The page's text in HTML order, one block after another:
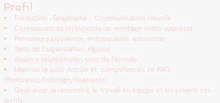
Profil
For­ma­tion : Graphisme / Com­mu­ni­ca­tion visuelle
Con­nais­sances en logi­ciels de mon­tage vidéo appré­cié
Per­son­ne poly­va­lente, ent­hou­si­aste, autonome
Sens de l’organisation, rigueur
Aisance rela­tion­nelle, sens de l’écoute
Maîtrise la suite Adobe et com­pé­tences en PAO
(Photoshop/Indesign/Illustrator)
Goût pour la ren­con­tre, le tra­vail en équipe et les pro­jets col­
lec­tifs